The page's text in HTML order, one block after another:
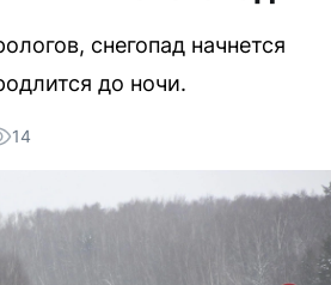
снегопад начнется
до ночи.
14